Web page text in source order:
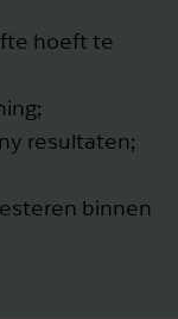
hoeft te
resultaten;
binnen